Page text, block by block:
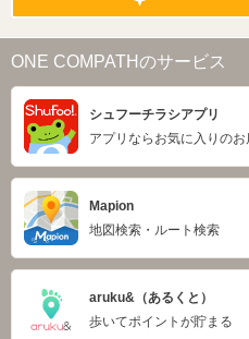
ONE COMPATHのサービス
シュフーチラシアプリ
アプリならお気に入りのお
Mapion
地図検索・ルート検索
aruku&（あるくと）
歩いてポイントが貯まる